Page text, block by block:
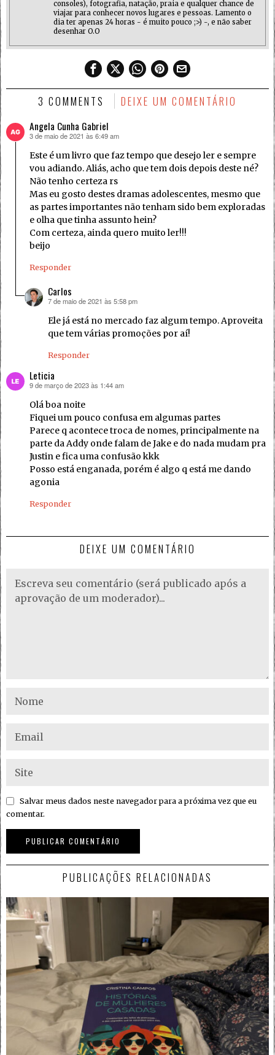
consoles), fotografia, natação, praia e qualquer chance de
viajar para conhecer novos lugares e pessoas. Lamento o
dia ter apenas 24 horas - é muito pouco ;>) -, e não saber
desenhar O.O
3 COMMENTS DEIXE UM COMENTÁRIO
Angela Cunha Gabriel
disse:
3 de maio de 2021 às 6:49 am
Este é um livro que faz tempo que desejo ler e sempre
vou adiando. Aliás, acho que tem dois depois deste né?
Não tenho certeza rs
Mas eu gosto destes dramas adolescentes, mesmo que
as partes importantes não tenham sido bem exploradas
e olha que tinha assunto hein?
Com certeza, ainda quero muito ler!!!
beijo
Responder
Carlos
disse:
7 de maio de 2021 às 5:58 pm
Ele já está no mercado faz algum tempo. Aproveita
que tem várias promoções por aí!
Responder
Leticia
disse:
9 de março de 2023 às 1:44 am
Olá boa noite
Fiquei um pouco confusa em algumas partes
Parece q acontece troca de nomes, principalmente na
parte da Addy onde falam de Jake e do nada mudam pra
Justin e fica uma confusão kkk
Posso está enganada, porém é algo q está me dando
agonia
Responder
DEIXE UM COMENTÁRIO
Salvar meus dados neste navegador para a próxima vez que eu
comentar.
PUBLICAÇÕES RELACIONADAS